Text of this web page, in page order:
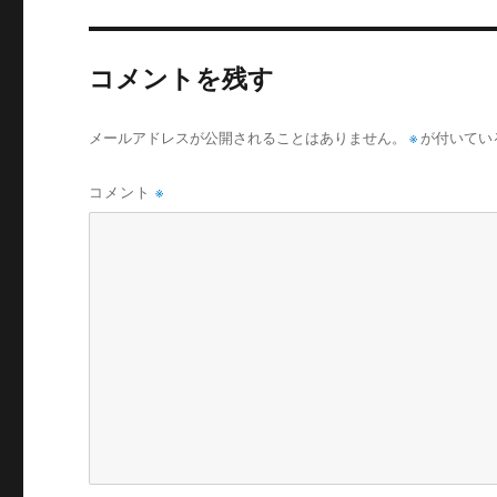
コメントを残す
メールアドレスが公開されることはありません。 ※ が付いて
コメント※